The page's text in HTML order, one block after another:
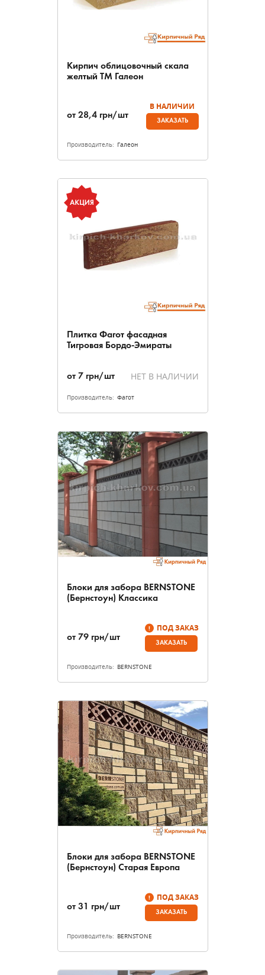
Кирпич облицовочный скала
желтый ТМ Галеон
от 28,4 грн/шт
В НАЛИЧИИ
ЗАКАЗАТЬ
Производитель: Галеон
Плитка Фагот фасадная
Тигровая Бордо-Эмираты
от 7 грн/шт НЕТ В НАЛИЧИИ
Производитель: Фагот
Блоки для забора BERNSTONE
(Бернстоун) Классика
от 79 грн/шт
ПОД ЗАКАЗ
ЗАКАЗАТЬ
Производитель: BERNSTONE
Блоки для забора BERNSTONE
(Бернстоун) Старая Европа
от 31 грн/шт
ПОД ЗАКАЗ
ЗАКАЗАТЬ
Производитель: BERNSTONE